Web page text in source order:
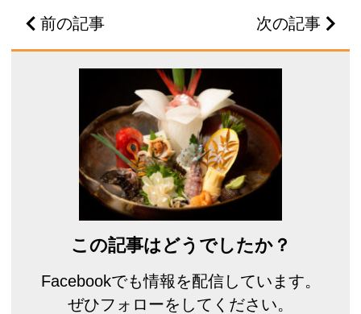
前の記事 次の記事
この記事はどうでしたか？
Facebookでも情報を配信しています。
ぜひフォローをしてください。